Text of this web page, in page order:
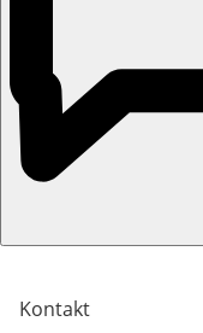
Kontakt